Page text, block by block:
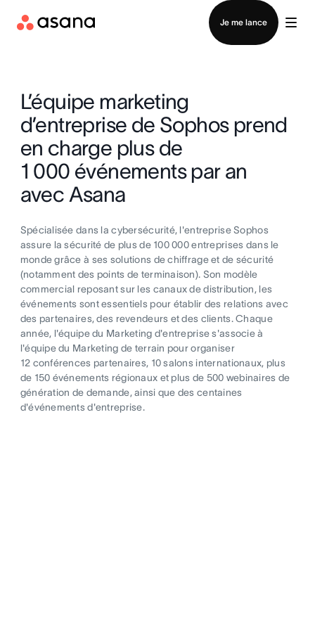
Je me lance
Contacter le service commercial
L’équipe marketing
d’entreprise de Sophos prend
en charge plus de
1 000 événements par an
avec Asana
Spécialisée dans la cybersécurité, l'entreprise Sophos
assure la sécurité de plus de 100 000 entreprises dans le
monde grâce à ses solutions de chiffrage et de sécurité
(notamment des points de terminaison). Son modèle
commercial reposant sur les canaux de distribution, les
événements sont essentiels pour établir des relations avec
des partenaires, des revendeurs et des clients. Chaque
année, l'équipe du Marketing d'entreprise s'associe à
l'équipe du Marketing de terrain pour organiser
12 conférences partenaires, 10 salons internationaux, plus
de 150 événements régionaux et plus de 500 webinaires de
génération de demande, ainsi que des centaines
d'événements d'entreprise.